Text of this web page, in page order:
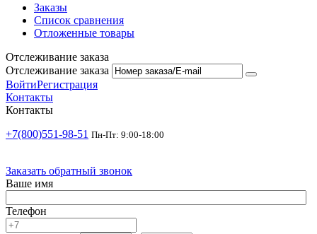
Заказы
Список сравнения
Отложенные товары
Отслеживание заказа
Отслеживание заказа
ВойтиРегистрация
Контакты
Контакты
+7(800)551-98-51 Пн-Пт: 9:00-18:00
Заказать обратный звонок
Ваше имя
Телефон